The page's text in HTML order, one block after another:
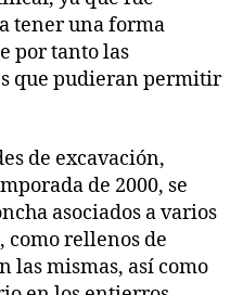
tener una forma
por tanto las
que pudieran permitir
de excavación,
de 2000, se
asociados a varios
como rellenos de
las mismas, así como